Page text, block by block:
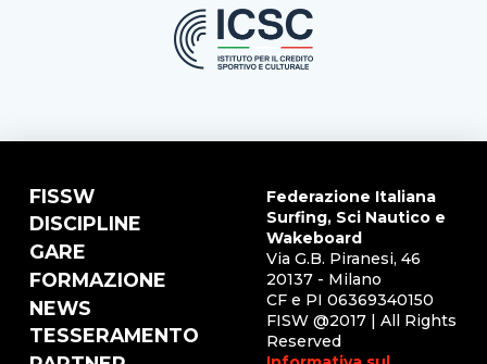
FISSW
DISCIPLINE
GARE
FORMAZIONE
NEWS
TESSERAMENTO
Federazione Italiana
Surfing, Sci Nautico e
Wakeboard
Via G.B. Piranesi, 46
20137 - Milano
CF e PI 06369340150
FISW @2017 | All Rights
Reserved